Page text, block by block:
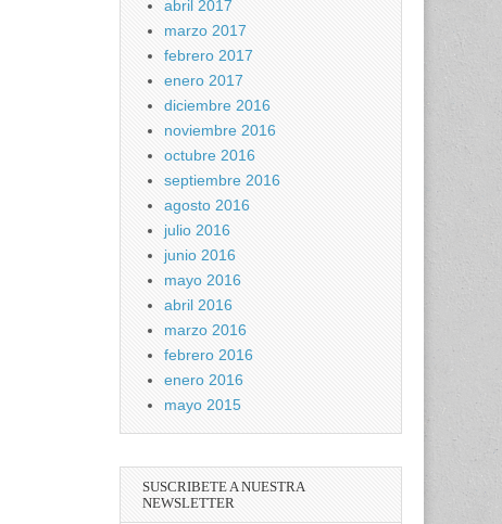
abril 2017
marzo 2017
febrero 2017
enero 2017
diciembre 2016
noviembre 2016
octubre 2016
septiembre 2016
agosto 2016
julio 2016
junio 2016
mayo 2016
abril 2016
marzo 2016
febrero 2016
enero 2016
mayo 2015
SUSCRIBETE A NUESTRA
NEWSLETTER